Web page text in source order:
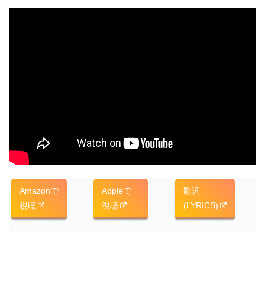
Amazonで
視聴
Appleで
視聴
歌詞
(LYRICS)